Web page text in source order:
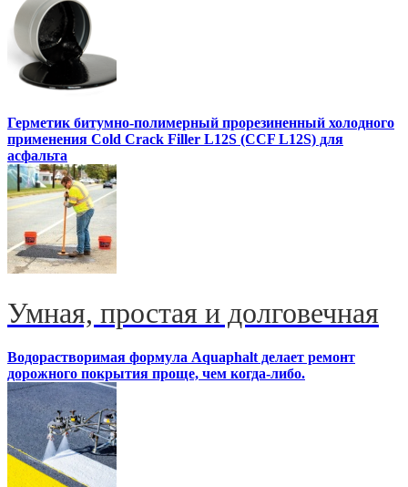
Герметик битумно-полимерный прорезиненный холодного
применения Cold Crack Filler L12S (ССF L12S) для
асфальта
Умная, простая и долговечная
Водорастворимая формула Aquaphalt делает ремонт
дорожного покрытия проще, чем когда-либо.